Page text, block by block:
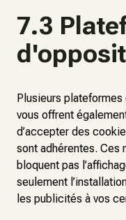
7.3
Plusieurs
vous offrent
d’accepter des
sont adhérentes. Ces
bloquent pas
seulement
les publicités à vos